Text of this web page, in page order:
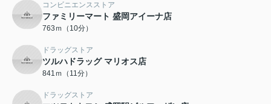
コンビニエンスストア
ファミリーマート 盛岡アイーナ店
763ｍ（10分）
ドラッグストア
ツルハドラッグ マリオス店
841ｍ（11分）
ドラッグストア